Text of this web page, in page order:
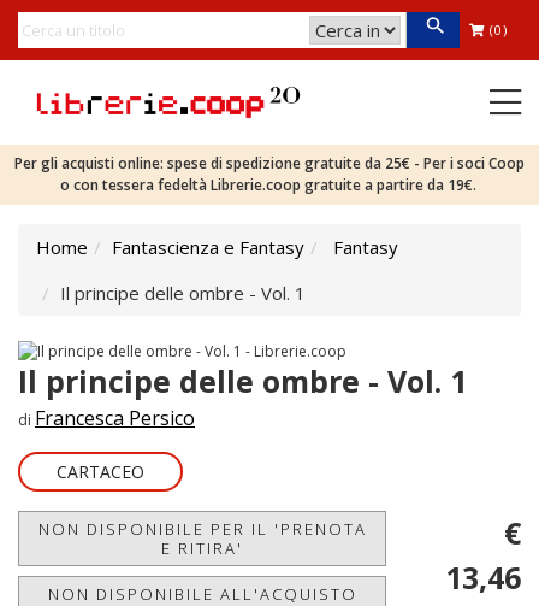
(0)
Per gli acquisti online: spese di spedizione gratuite da 25€ - Per i soci Coop
o con tessera fedeltà Librerie.coop gratuite a partire da 19€.
Home Fantascienza e Fantasy
Fantasy
Il principe delle ombre - Vol. 1
Il principe delle ombre - Vol. 1
di Francesca Persico
CARTACEO
NON DISPONIBILE PER IL 'PRENOTA
E RITIRA'
NON DISPONIBILE ALL'ACQUISTO
€
13,46